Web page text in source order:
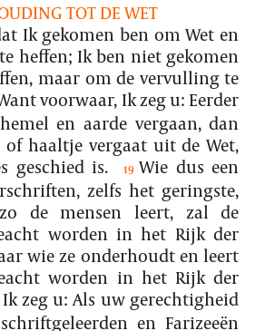
TOT DE WET
Ik gekomen ben om Wet en
heffen; Ik ben niet gekomen
maar om de vervulling te
voorwaar, Ik zeg u: Eerder
en aarde vergaan, dan
haaltje vergaat uit de Wet,
geschied is.
19 Wie dus een
zelfs het geringste,
de mensen leert, zal de
worden in het Rijk der
wie ze onderhoudt en leert
worden in het Rijk der
Ik zeg u: Als uw gerechtigheid
en Farizeeën